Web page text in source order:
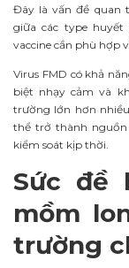
Đây là vấn đề quan
giữa các type
vaccine cần phù hợp
Virus FMD có khả
biệt nhạy cảm và
trường lớn hơn
thể trở thành
kiểm soát kịp thời.
Sức đề
mồm
trường